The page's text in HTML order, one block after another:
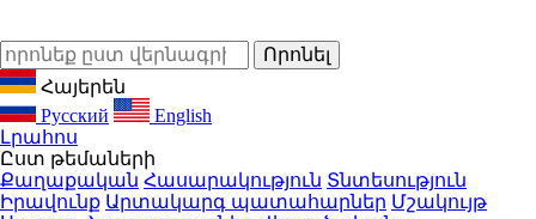
Հայերեն
Русский
English
Լրահոս
Ըստ թեմաների
Քաղաքական Հասարակություն Տնտեսություն
Իրավունք Արտակարգ պատահարներ Մշակույթ